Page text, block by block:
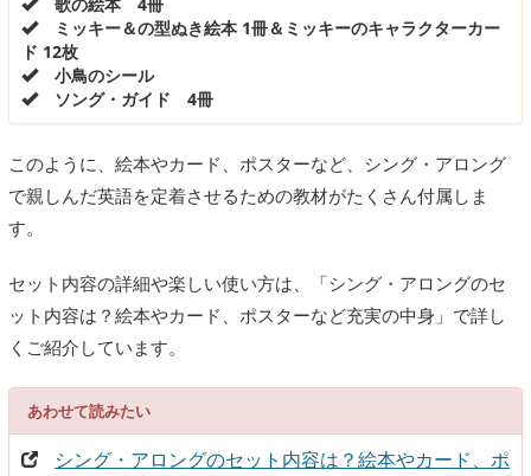
ミッキー＆の型ぬき絵本 1冊＆ミッキーのキャラクターカー
ド 12枚
小鳥のシール
ソング・ガイド 4冊
このように、絵本やカード、ポスターなど、シング・アロング
で親しんだ英語を定着させるための教材がたくさん付属しま
す。
セット内容の詳細や楽しい使い方は、「シング・アロングのセ
ット内容は？絵本やカード、ポスターなど充実の中身」で詳し
くご紹介しています。
あわせて読みたい
シング・アロングのセット内容は？絵本やカード、ポ